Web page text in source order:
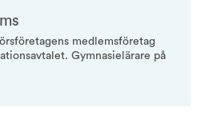
medlemsföretag
Gymnasielärare på